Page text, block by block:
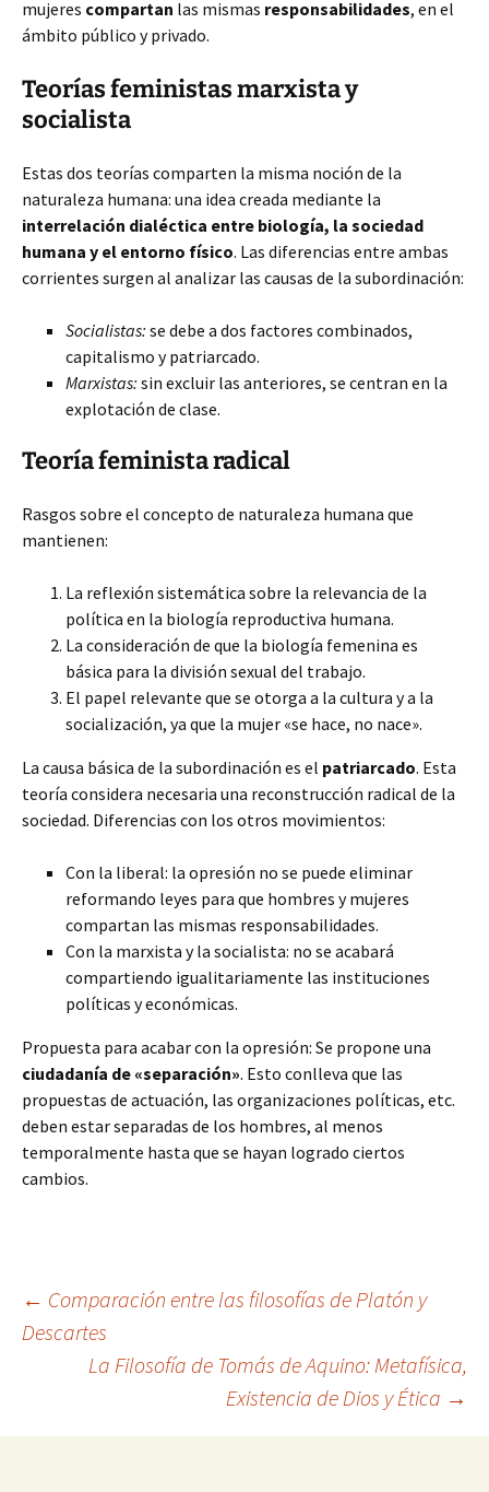
mujeres compartan las mismas responsabilidades, en el
ámbito público y privado.
Teorías feministas marxista y
socialista
Estas dos teorías comparten la misma noción de la
naturaleza humana: una idea creada mediante la
interrelación dialéctica entre biología, la sociedad
humana y el entorno físico. Las diferencias entre ambas
corrientes surgen al analizar las causas de la subordinación:
Socialistas: se debe a dos factores combinados,
capitalismo y patriarcado.
Marxistas: sin excluir las anteriores, se centran en la
explotación de clase.
Teoría feminista radical
Rasgos sobre el concepto de naturaleza humana que
mantienen:
La reflexión sistemática sobre la relevancia de la
política en la biología reproductiva humana.
La consideración de que la biología femenina es
básica para la división sexual del trabajo.
El papel relevante que se otorga a la cultura y a la
socialización, ya que la mujer «se hace, no nace».
La causa básica de la subordinación es el patriarcado. Esta
teoría considera necesaria una reconstrucción radical de la
sociedad. Diferencias con los otros movimientos:
Con la liberal: la opresión no se puede eliminar
reformando leyes para que hombres y mujeres
compartan las mismas responsabilidades.
Con la marxista y la socialista: no se acabará
compartiendo igualitariamente las instituciones
políticas y económicas.
Propuesta para acabar con la opresión: Se propone una
ciudadanía de «separación». Esto conlleva que las
propuestas de actuación, las organizaciones políticas, etc.
deben estar separadas de los hombres, al menos
temporalmente hasta que se hayan logrado ciertos
cambios.
Navegación
entradas
← Comparación entre las filosofías de Platón y
Descartes
La Filosofía de Tomás de Aquino: Metafísica,
Existencia de Dios y Ética →